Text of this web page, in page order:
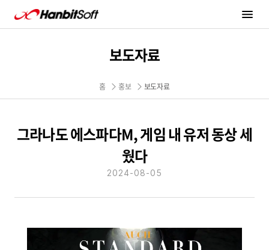
Hanbitsoft
메뉴 열기
보도자료
홈 홍보 보도자료
그라나도 에스파다M, 게임 내 유저 동상 세
웠다
2024-08-05